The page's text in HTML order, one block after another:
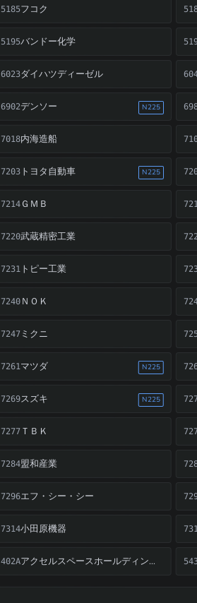
5185フコク
5195バンドー化学
6023ダイハツディーゼル
6902デンソー N225
7018内海造船
7203 トヨタ自動車 N225
7214 ＧＭＢ
7220武蔵精密工業
7231 トピー工業
7240 ＮＯＫ
7247 ミクニ
7261マツダ N225
7269スズキ N225
7277 ＴＢＫ
7284盟和産業
7296エフ・シー・シー
7314小田原機器
402A アクセルスペースホールディングス